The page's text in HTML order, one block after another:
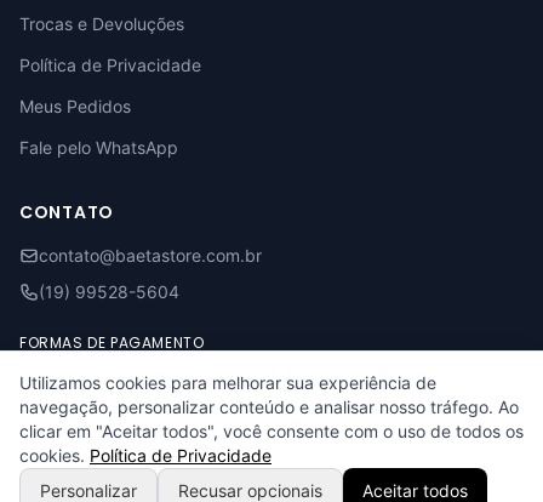
Trocas e Devoluções
Política de Privacidade
Meus Pedidos
Fale pelo WhatsApp
CONTATO
contato@baetastore.com.br
(19) 99528-5604
FORMAS DE PAGAMENTO
Visa Mastercard Pix Boleto Elo
© 2026 Baeta Store. Todos os direitos reservados.
Utilizamos cookies para melhorar sua experiência de
navegação, personalizar conteúdo e analisar nosso tráfego. Ao
clicar em "Aceitar todos", você consente com o uso de todos os
cookies. Política de Privacidade
Personalizar
Recusar opcionais Aceitar todos